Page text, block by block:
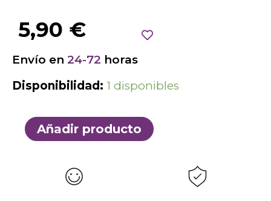
5,90 €
Envío en 24-72 horas
Disponibilidad: 1 disponibles
Añadir producto